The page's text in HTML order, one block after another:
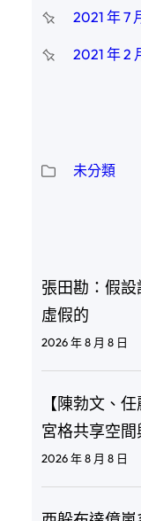
2021 年 7
2021 年 2
未分類
張田勘：假
虛假的
2026 年 8 月 8 日
【陳勃文、
宮格共享空間
2026 年 8 月 8 日